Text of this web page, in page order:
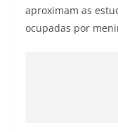
aproximam as
ocupadas por